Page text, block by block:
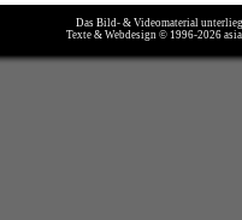
Das Bild- & Videomaterial
Texte & Webdesign © 1996-2026